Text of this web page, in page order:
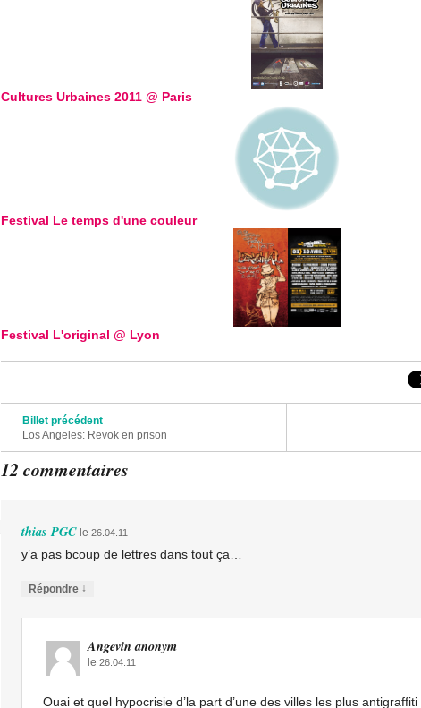
Cultures Urbaines 2011 @ Paris
Festival Le temps d'une couleur
Festival L'original @ Lyon
Billet précédent
Los Angeles: Revok en prison
12 commentaires
thias PGCle 26.04.11
y’a pas bcoup de lettres dans tout ça…
Répondre ↓
Angevin anonym
le 26.04.11
Ouai et quel hypocrisie d’la part d’une des villes les plus